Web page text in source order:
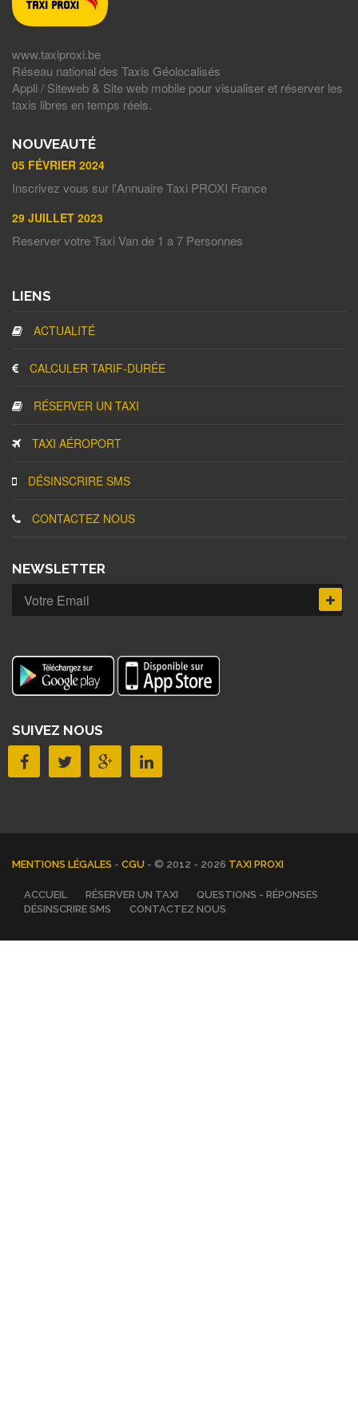
www.taxiproxi.be
Réseau national des Taxis Géolocalisés
Appli / Siteweb & Site web mobile pour visualiser et réserver les
taxis libres en temps réels.
NOUVEAUTÉ
05 FÉVRIER 2024
Inscrivez vous sur l'Annuaire Taxi PROXI France
29 JUILLET 2023
Reserver votre Taxi Van de 1 a 7 Personnes
LIENS
ACTUALITÉ
CALCULER TARIF-DURÉE
RÉSERVER UN TAXI
TAXI AÉROPORT
DÉSINSCRIRE SMS
CONTACTEZ NOUS
NEWSLETTER
SUIVEZ NOUS
MENTIONS LÉGALES - CGU - © 2012 - 2026 TAXI PROXI
ACCUEIL RÉSERVER UN TAXI
QUESTIONS - RÉPONSES
DÉSINSCRIRE SMS
CONTACTEZ NOUS